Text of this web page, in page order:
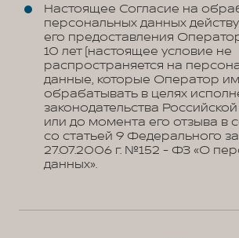
Настоящее Согласие на
персональных данных
его предоставления
10 лет (настоящее условие не
распространяется на
данные, которые Оператор
обрабатывать в целях
законодательства
или до момента его отзыва в
со статьей 9 Федерального
27.07.2006 г. №152 - ФЗ «О
данных».